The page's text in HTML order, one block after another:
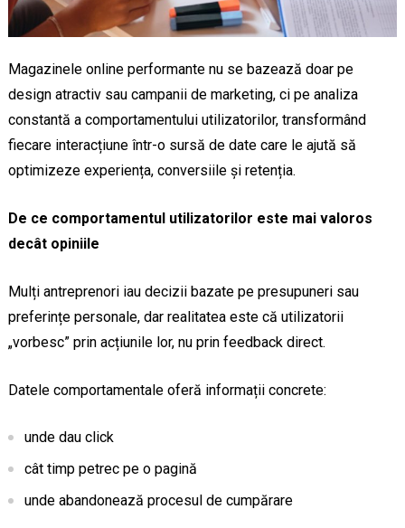
Magazinele online performante nu se bazează doar pe
design atractiv sau campanii de marketing, ci pe analiza
constantă a comportamentului utilizatorilor, transformând
fiecare interacțiune într-o sursă de date care le ajută să
optimizeze experiența, conversiile și retenția.
De ce comportamentul utilizatorilor este mai valoros
decât opiniile
Mulți antreprenori iau decizii bazate pe presupuneri sau
preferințe personale, dar realitatea este că utilizatorii
„vorbesc” prin acțiunile lor, nu prin feedback direct.
Datele comportamentale oferă informații concrete:
unde dau click
cât timp petrec pe o pagină
unde abandonează procesul de cumpărare